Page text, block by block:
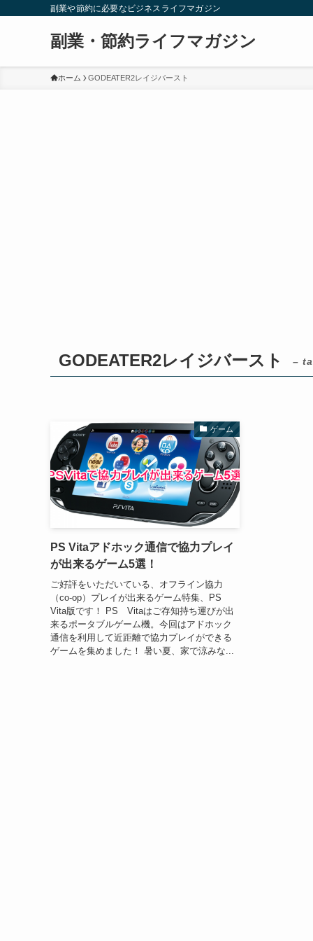
副業や節約に必要なビジネスライフマガジン
副業・節約ライフマガジン
ホーム GODEATER2レイジバースト
GODEATER2レイジバースト –
ゲーム
PS Vitaアドホック通信で協力プレイ
が出来るゲーム5選！
ご好評をいただいている、オフライン協力
（co-op）プレイが出来るゲーム特集、PS
Vita版です！ PS Vitaはご存知持ち運びが出
来るポータブルゲーム機。今回はアドホック
通信を利用して近距離で協力プレイができる
ゲームを集めました！ 暑い夏、家で涼みな...